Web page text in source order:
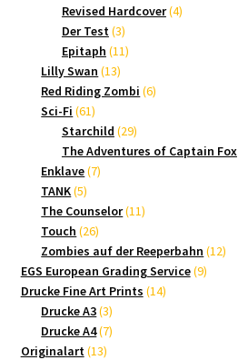
Produkte
Revised Hardcover 44
Der Test 33
Produkte
Epitaph 1111
Lilly Swan 1313
Produkte
Red Riding Zombi 66
Sci-Fi 6161
Produkte
Starchild 2929
Produkte
The Adventures of Captain Fox
Enklave 77
TANK 55
Produkte
The Counselor 1111
Touch 2626
Produkte
Zombies auf der Reeperbahn 1212
EGS European Grading Service 99
Drucke Fine Art Prints 1414
Drucke A3 33
Produkte
Drucke A4 77
Originalart 1313